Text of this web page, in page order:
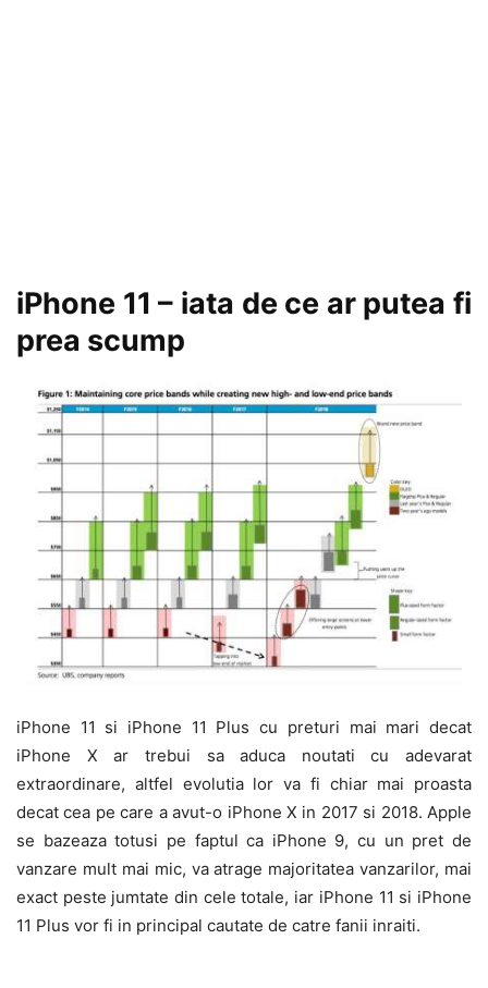
iPhone 11 – iata de ce ar putea fi
prea scump
iPhone 11 si iPhone 11 Plus cu preturi mai mari decat
iPhone X ar trebui sa aduca noutati cu adevarat
extraordinare, altfel evolutia lor va fi chiar mai proasta
decat cea pe care a avut-o iPhone X in 2017 si 2018. Apple
se bazeaza totusi pe faptul ca iPhone 9, cu un pret de
vanzare mult mai mic, va atrage majoritatea vanzarilor, mai
exact peste jumtate din cele totale, iar iPhone 11 si iPhone
11 Plus vor fi in principal cautate de catre fanii inraiti.